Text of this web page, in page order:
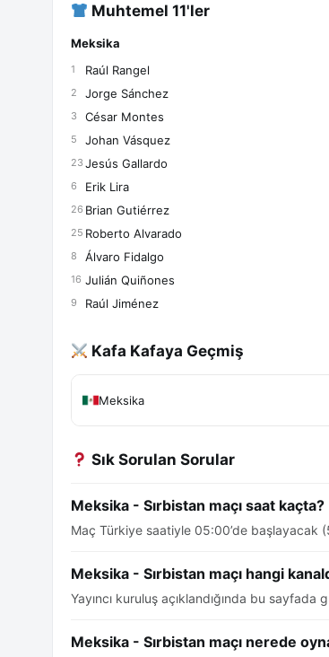
Muhtemel 11'ler
Meksika
1 Raúl Rangel
2 Jorge Sánchez
3 César Montes
5 Johan Vásquez
23 Jesús Gallardo
6 Erik Lira
26 Brian Gutiérrez
25 Roberto Alvarado
8 Álvaro Fidalgo
16 Julián Quiñones
9 Raúl Jiménez
Kafa Kafaya Geçmiş
Meksika
Sık Sorulan Sorular
Meksika - Sırbistan maçı saat kaçta?
Maç Türkiye saatiyle 05:00’de başlayacak
Meksika - Sırbistan maçı hangi
Yayıncı kuruluş açıklandığında bu sayfada
Meksika - Sırbistan maçı nerede